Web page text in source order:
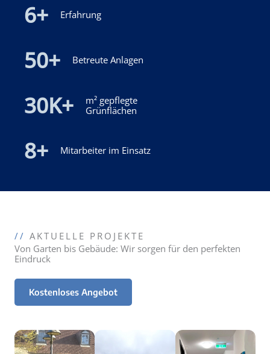
6+ Erfahrung
50+ Betreute Anlagen
30K+
m² gepflegte
Grünflächen
8+ Mitarbeiter im Einsatz
// AKTUELLE PROJEKTE
Von Garten bis Gebäude: Wir sorgen für den perfekten
Eindruck
Kostenloses Angebot